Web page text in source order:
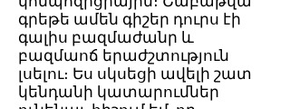
գրեթե ամեն գիշեր դուրս էի
գալիս բազմաժանր և
բազմաոճ երաժշտություն
լսելու։ Ես սկսեցի ավելի շատ
կենդանի կատարումներ